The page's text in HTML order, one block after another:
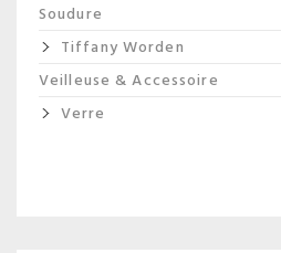
Soudure
Tiffany Worden
Veilleuse & Accessoire
Verre